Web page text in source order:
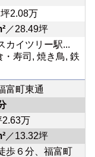
2.08万
／28.49坪
カイツリー駅...
・寿司, 焼き鳥, 鉄
富町東通
万
／13.32坪
歩６分、福富町